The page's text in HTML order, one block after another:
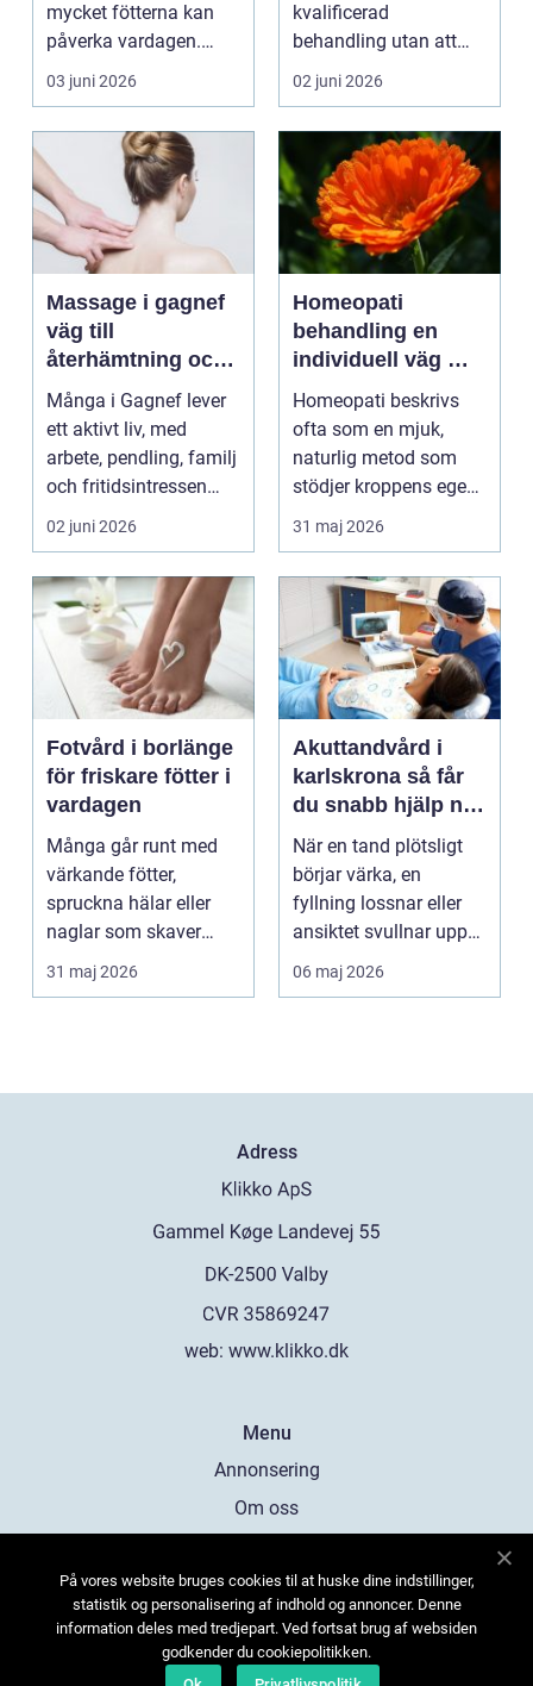
mycket fötterna kan
påverka vardagen.
Nedsatt känsel, sämre
03 juni 2026
kvalificerad
behandling utan att
personen behöver
lämna sitt hem, sitt ...
02 juni 2026
Massage i gagnef
väg till
återhämtning och
bättre hälsa
Många i Gagnef lever
ett aktivt liv, med
arbete, pendling, familj
och fritidsintressen
som ska få pl...
02 juni 2026
Homeopati
behandling en
individuell väg mot
bättre balans
Homeopati beskrivs
ofta som en mjuk,
naturlig metod som
stödjer kroppens egen
läkningsförmåga. I
31 maj 2026
Fotvård i borlänge
för friskare fötter i
vardagen
Många går runt med
värkande fötter,
spruckna hälar eller
naglar som skaver
utan att göra något åt
31 maj 2026
Akuttandvård i
karlskrona så får
du snabb hjälp när
tanden krisar
När en tand plötsligt
börjar värka, en
fyllning lossnar eller
ansiktet svullnar upp
vill man ha hjäl...
06 maj 2026
Adress
web: www.klikko.dk
Menu
Annonsering
Om oss
Kontakta oss
Sitemap
På vores website bruges cookies til at huske dine indstillinger,
statistik og personalisering af indhold og annoncer. Denne
information deles med tredjepart. Ved fortsat brug af websiden
godkender du cookiepolitikken.